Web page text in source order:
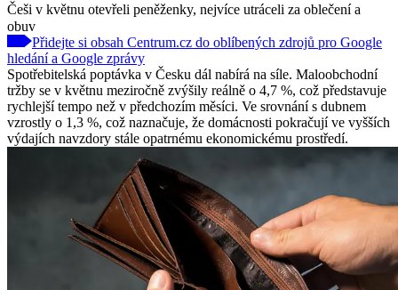
Češi v květnu otevřeli peněženky, nejvíce utráceli za oblečení a
obuv
Přidejte si obsah Centrum.cz do oblíbených zdrojů pro Google
hledání a Google zprávy
Spotřebitelská poptávka v Česku dál nabírá na síle. Maloobchodní
tržby se v květnu meziročně zvýšily reálně o 4,7 %, což představuje
rychlejší tempo než v předchozím měsíci. Ve srovnání s dubnem
vzrostly o 1,3 %, což naznačuje, že domácnosti pokračují ve vyšších
výdajích navzdory stále opatrnému ekonomickému prostředí.